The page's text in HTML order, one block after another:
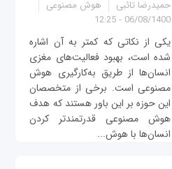
حمیدرضا تائبی
هوش مصنوعی
06/08/1400 - 12:25
یکی از نکاتی که کمتر به آن اشاره
شده است، بهبود فعالیت‌های مغزی
انسان‌ها از طریق به‌کارگیری هوش
مصنوعی است. برخی از متخصصان
این حوزه بر این باور هستند که هدف
هوش مصنوعی قدرتمندتر كردن
انسان‌ها با هوش...